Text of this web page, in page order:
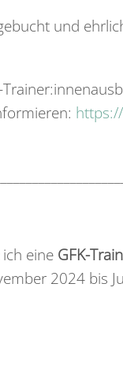
und
eine GFK-
2024 bis